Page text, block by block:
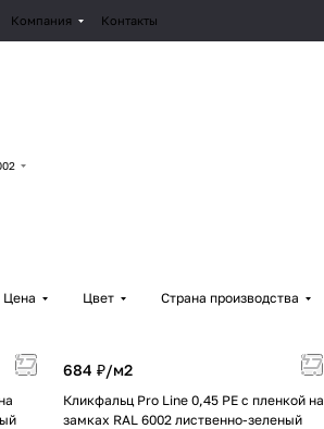
Компания Контакты
Цена Цвет Страна производства
684 ₽/м2
Кликфальц Pro Line 0,45 PE с пленкой на
замках RAL 6002 лиственно-зеленый